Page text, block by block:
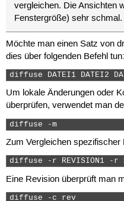
vergleichen. Die Ansichten
Fenstergröße) sehr schmal.
Möchte man einen Satz von
dies über folgenden Befehl tun:
diffuse DATEI1 DATEI2
Um lokale Änderungen oder
überprüfen, verwendet man
diffuse -m
Zum Vergleichen
diffuse -r REVISION1 -r
Eine Revision überprüft man
diffuse -c rev